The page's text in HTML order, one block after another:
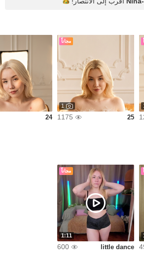
مجاناً
1
25
1175
24
مجاناً
1:11
little dance
600